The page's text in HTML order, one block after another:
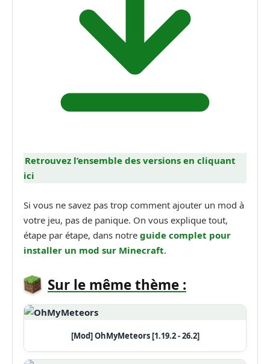
Retrouvez l’ensemble des versions en cliquant
ici
Si vous ne savez pas trop comment ajouter un mod à
votre jeu, pas de panique. On vous explique tout,
étape par étape, dans notre guide complet pour
installer un mod sur Minecraft.
Sur le même thème :
[Mod] OhMyMeteors [1.19.2 - 26.2]